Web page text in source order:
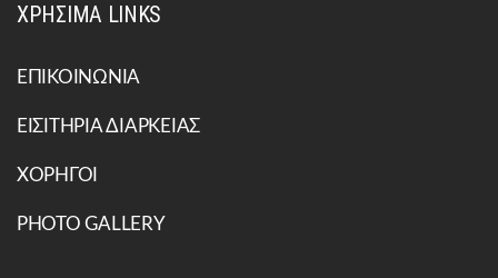
ΧΡΗΣΙΜΑ LINKS
ΕΠΙΚΟΙΝΩΝΙΑ
ΕΙΣΙΤΗΡΙΑ ΔΙΑΡΚΕΙΑΣ
ΧΟΡΗΓΟΙ
PHOTO GALLERY